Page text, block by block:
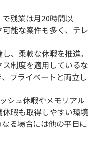
残業は月20時間以
能な案件も多く、テレ
、柔軟な休暇を推進。
制度を適用しているな
プライベートと両立し
シュ休暇やメモリアル
暇も取得しやすい環境
る場合には他の平日に